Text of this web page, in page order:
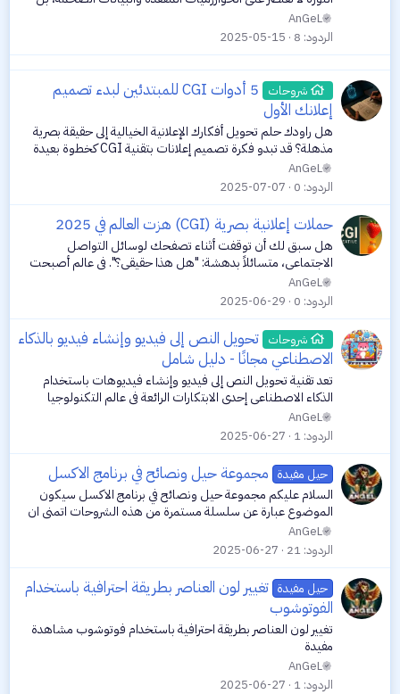
م
ي
تتجسد أيضًا في قوة الكلمات. نعم، الكلمات! فمن خلال فن توجيه
هذه الكلمات...
AnGeL
الردود 8
2025-05-15
شروحات
5 أدوات CGI للمبتدئين لبدء تصميم
إعلانك الأول
هل راودك حلم تحويل أفكارك الإعلانية الخيالية إلى حقيقة بصرية
مذهلة؟ قد تبدو فكرة تصميم إعلانات بتقنية CGI كخطوة بعيدة
ومعقدة، خاصة مع كل المصطلحات التقنية والبرامج التي تبدو
باهظة الثمن. لكن، ماذا...
AnGeL
الردود 0
2025-07-07
حملات إعلانية بصرية (CGI) هزت العالم في 2025
هل سبق لك أن توقفت أثناء تصفحك لوسائل التواصل
الاجتماعي، متسائلاً بدهشة: "هل هذا حقيقي؟". في عالم أصبحت
فيه تجاربنا اليومية ممتزجة بالعالم الرقمي، بات من الصعب التمييز
بين الواقع والخيال، خصوصًا...
AnGeL
الردود 0
2025-06-29
شروحات تحويل النص إلى فيديو وإنشاء فيديو بالذكاء
الاصطناعي مجانًا - دليل شامل
تعد تقنية تحويل النص إلى فيديو وإنشاء فيديوهات باستخدام
الذكاء الاصطناعي إحدى الابتكارات الرائعة في عالم التكنولوجيا
الحديثة. تتيح لنا هذه التقنية تحويل النصوص المكتوبة إلى محتوى
مرئي مبتكر وجذاب،...
AnGeL
الردود 1
2025-06-27
حيل مفيدة مجموعة حيل ونصائح في برنامج الاكسل
السلام عليكم مجموعة حيل ونصائح في برنامج الاكسل سيكون
الموضوع عبارة عن سلسلة مستمرة من هذه الشروحات اتمنى ان
excel كيفية عمل رسم بياني...
AnGeL
الردود 21
2025-06-27
حيل مفيدة تغيير لون العناصر بطريقة احترافية باستخدام
الفوتوشوب
تغيير لون العناصر بطريقة احترافية باستخدام فوتوشوب مشاهدة
مفيدة
AnGeL
الردود 1
2025-06-27